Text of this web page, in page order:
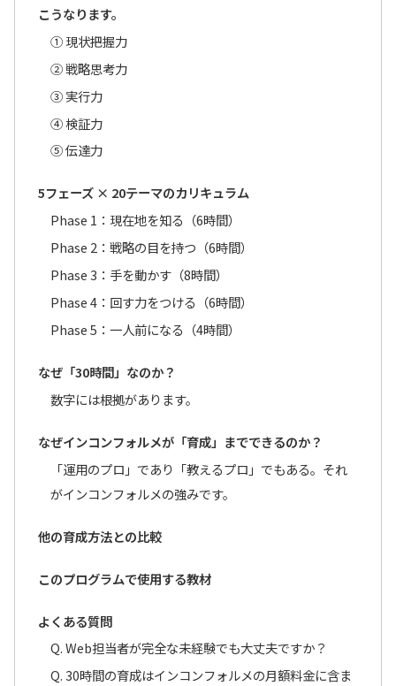
こうなります。
① 現状把握力
② 戦略思考力
③ 実行力
④ 検証力
⑤ 伝達力
5フェーズ × 20テーマのカリキュラム
Phase 1：現在地を知る（6時間）
Phase 2：戦略の目を持つ（6時間）
Phase 3：手を動かす（8時間）
Phase 4：回す力をつける（6時間）
Phase 5：一人前になる（4時間）
なぜ「30時間」なのか？
数字には根拠があります。
なぜインコンフォルメが「育成」までできるのか？
「運用のプロ」であり「教えるプロ」でもある。それ
がインコンフォルメの強みです。
他の育成方法との比較
このプログラムで使用する教材
よくある質問
Q. Web担当者が完全な未経験でも大丈夫ですか？
Q. 30時間の育成はインコンフォルメの月額料金に含ま